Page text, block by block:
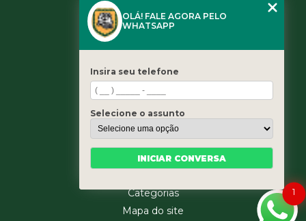
(11) 3461-5871
contato@leaoservicos.com.br
Home
Quem somos
Serviços
Blog
Categorias
Mapa do site
1
OLÁ! FALE AGORA PELO
WHATSAPP
Insira seu telefone
Selecione o assunto
INICIAR CONVERSA